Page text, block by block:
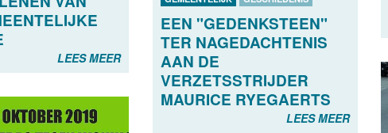
LEES MEER
EEN "GEDENKSTEEN"
TER NAGEDACHTENIS
AAN DE
VERZETSSTRIJDER
MAURICE RYEGAERTS
LEES MEER